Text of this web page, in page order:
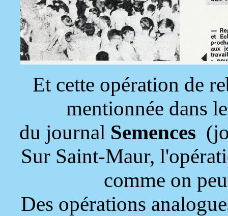
Et cette opération de
mentionnée dans
du journal Semences
Sur Saint-Maur,
comme on
Des opérations